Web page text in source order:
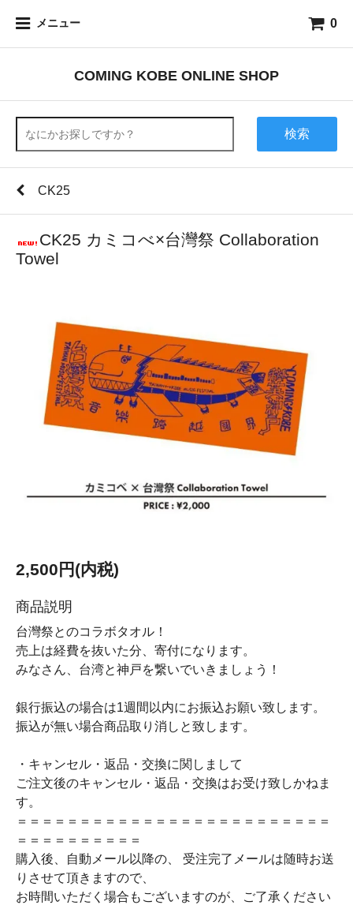
メニュー 0
COMING KOBE ONLINE SHOP
検索
CK25
CK25 カミコべ×台灣祭 Collaboration
Towel
2,500円(内税)
商品説明
台灣祭とのコラボタオル！
売上は経費を抜いた分、寄付になります。
みなさん、台湾と神戸を繋いでいきましょう！
銀行振込の場合は1週間以内にお振込お願い致します。
振込が無い場合商品取り消しと致します。
・キャンセル・返品・交換に関しまして
ご注文後のキャンセル・返品・交換はお受け致しかねま
す。
＝＝＝＝＝＝＝＝＝＝＝＝＝＝＝＝＝＝＝＝＝＝＝＝＝
＝＝＝＝＝＝＝＝＝＝
購入後、自動メール以降の、 受注完了メールは随時お送
りさせて頂きますので、
お時間いただく場合もございますのが、ご了承ください